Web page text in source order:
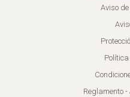
Aviso
Política
Reglamento